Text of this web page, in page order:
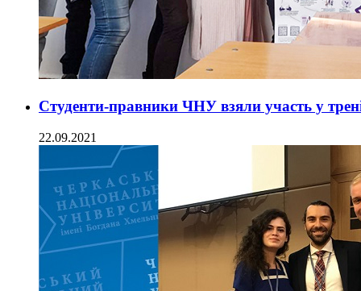
Студенти-правники ЧНУ взяли участь у
22.09.2021